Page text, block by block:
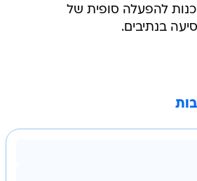
להפעלה סופית של
בנתיבים.